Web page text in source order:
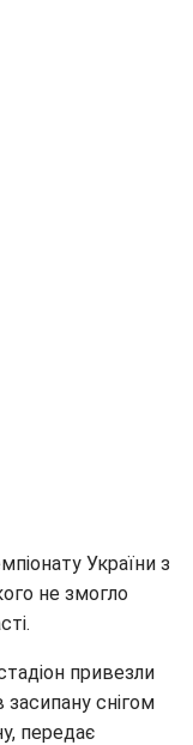
України з
не змогло
привезли
засипану снігом
передає